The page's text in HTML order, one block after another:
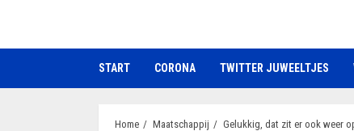
de
START CORONA TWITTER JUWEELTJES
Home Maatschappij Gelukkig, dat zit er ook weer